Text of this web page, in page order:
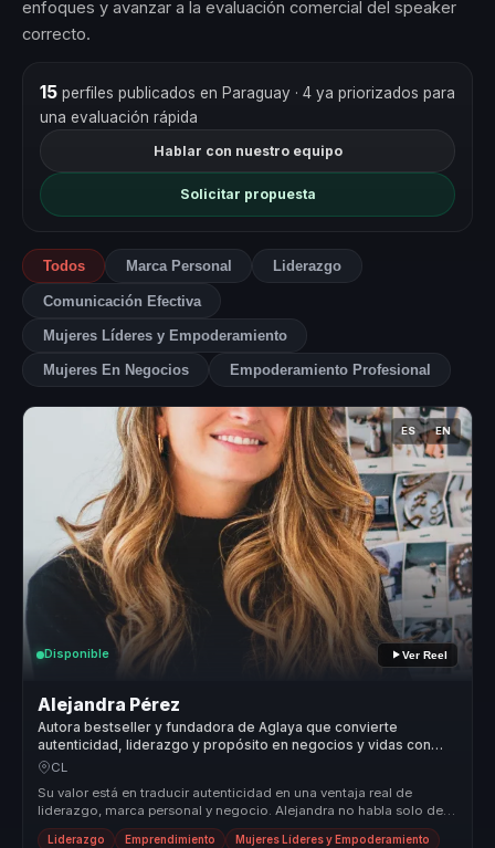
enfoques y avanzar a la evaluación comercial del speaker
correcto.
15perfiles publicados en Paraguay · 4 ya priorizados para
una evaluación rápida
Hablar con nuestro equipo
Solicitar propuesta
Todos Marca Personal Liderazgo
Comunicación Efectiva
Mujeres Líderes y Empoderamiento
Mujeres En Negocios Empoderamiento Profesional
ES EN
Disponible Ver Reel
Alejandra Pérez
Autora bestseller y fundadora de Aglaya que convierte
autenticidad, liderazgo y propósito en negocios y vidas con
sentido.
CL
Su valor está en traducir autenticidad en una ventaja real de
liderazgo, marca personal y negocio. Alejandra no habla solo de
inspiración...
Liderazgo Emprendimiento Mujeres Líderes y Empoderamiento